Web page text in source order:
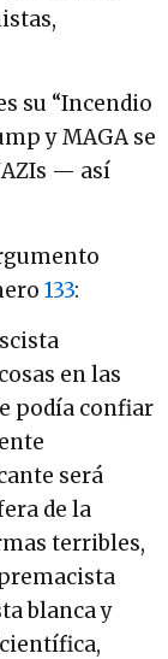
su “Incendio
y MAGA se
— así
133:
en las
podía confiar
será
de la
terribles,
blanca y